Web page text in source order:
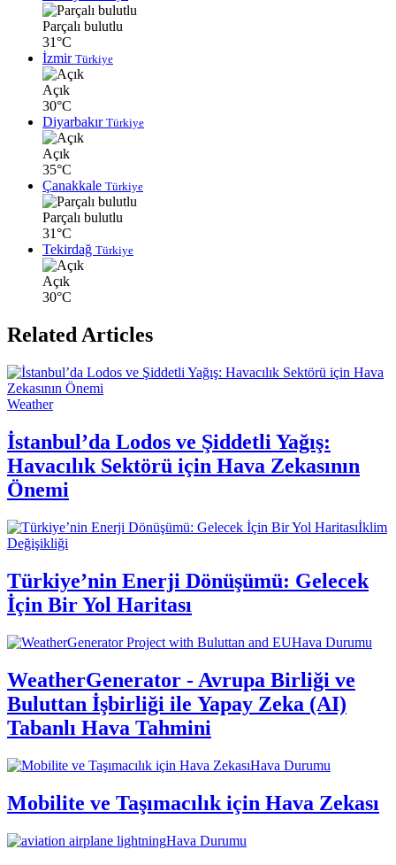
Parçalı bulutlu
31°C
İzmir Türkiye
Açık
30°C
Diyarbakır Türkiye
Açık
35°C
Çanakkale Türkiye
Parçalı bulutlu
31°C
Tekirdağ Türkiye
Açık
30°C
Related Articles
Weather
İstanbul’da Lodos ve Şiddetli Yağış:
Havacılık Sektörü için Hava Zekasının
Önemi
İklim
Değişikliği
Türkiye’nin Enerji Dönüşümü: Gelecek
İçin Bir Yol Haritası
Hava Durumu
WeatherGenerator - Avrupa Birliği ve
Buluttan İşbirliği ile Yapay Zeka (AI)
Tabanlı Hava Tahmini
Hava Durumu
Mobilite ve Taşımacılık için Hava Zekası
Hava Durumu